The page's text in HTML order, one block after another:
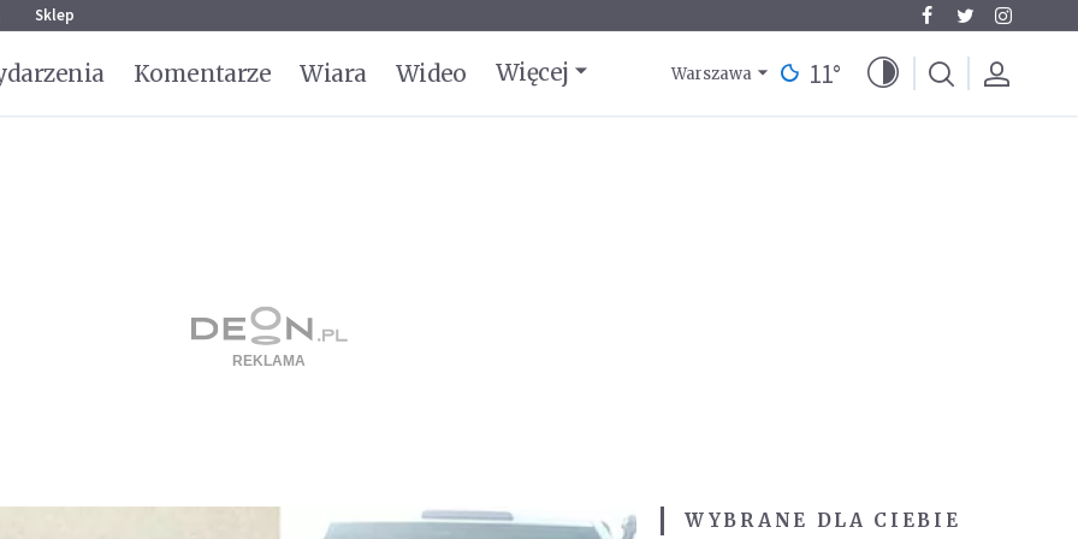
Sklep
Komentarze Wiara Wideo Więcej Warszawa 11°
WYBRANE DLA CIEBIE